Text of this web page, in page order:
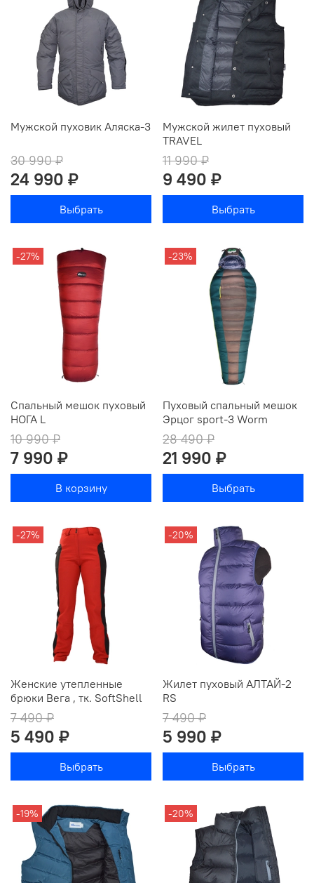
Мужской пуховик Аляска-3
30 990 ₽
24 990 ₽
Выбрать
Мужской жилет пуховый
TRAVEL
11 990 ₽
9 490 ₽
Выбрать
-27%
Спальный мешок пуховый
НОГА L
10 990 ₽
7 990 ₽
В корзину
-23%
Пуховый спальный мешок
Эрцог sport-3 Worm
28 490 ₽
21 990 ₽
Выбрать
-27%
Женские утепленные
брюки Вега , тк. SoftShell
7 490 ₽
5 490 ₽
Выбрать
-20%
Жилет пуховый АЛТАЙ-2
RS
7 490 ₽
5 990 ₽
Выбрать
-19% -20%